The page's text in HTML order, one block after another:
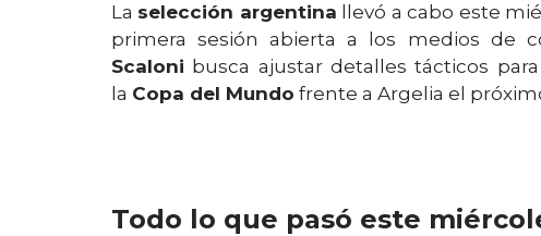
La selección argentina llevó a cabo este
primera sesión abierta a los medios de
Scaloni busca ajustar detalles tácticos
la Copa del Mundo frente a Argelia el
Todo lo que pasó este